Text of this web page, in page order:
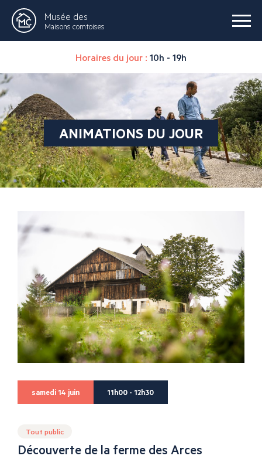
Musée des
Maisons comtoises
Horaires du jour : 10h - 19h
ANIMATIONS DU JOUR
samedi 14 juin 11h00 - 12h30
Tout public
Découverte de la ferme des Arces